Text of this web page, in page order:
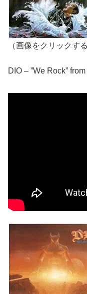
（画像をクリックす
DIO – ”We Rock”